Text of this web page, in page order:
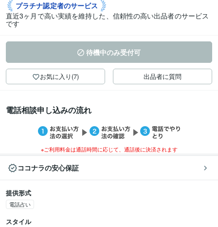
プラチナ認定者のサービス
直近3ヶ月で高い実績を維持した、信頼性の高い出品者のサービス
です
待機中のみ受付可
お気に入り(7) 出品者に質問
電話相談申し込みの流れ
※ご利用料金は通話時間に応じて、通話後に決済されます
ココナラの安心保証
提供形式
電話占い
スタイル